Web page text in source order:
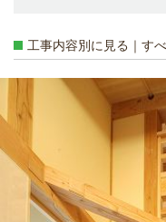
工事内容別に見る｜す